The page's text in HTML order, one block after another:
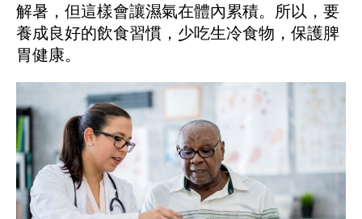
解暑，但這樣會讓濕氣在體內累積。所以，要
養成良好的飲食習慣，少吃生冷食物，保護脾
胃健康。